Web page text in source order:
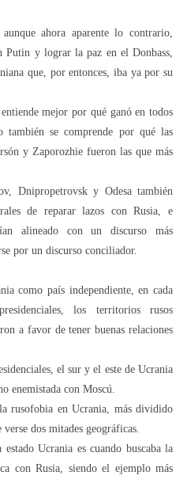
ahora aparente lo contrario,
Putin y lograr la paz en el Donbass,
que, por entonces, iba ya por su
mejor por qué ganó en todos
se comprende por qué las
y Zaporozhie fueron las que más
Dnipropetrovsk y Odesa también
de reparar lazos con Rusia, e
alineado con un discurso más
por un discurso conciliador.
como país independiente, en cada
los territorios rusos
a favor de tener buenas relaciones
el sur y el este de Ucrania
enemistada con Moscú.
rusofobia en Ucrania, más dividido
dos mitades geográficas.
Ucrania es cuando buscaba la
con Rusia, siendo el ejemplo más